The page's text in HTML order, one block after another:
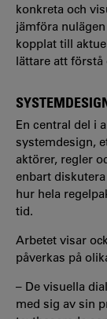
konkreta och
jämföra
kopplat till
lättare att förstå
En central del i
systemdesign,
aktörer, regler
enbart
hur hela
tid.
Arbetet visar
påverkas på
– De visuella
med sig av sin